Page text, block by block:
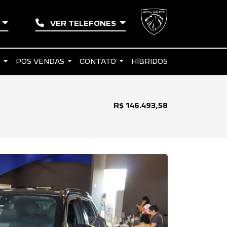
VER TELEFONES
PÓS VENDAS CONTATO HÍBRIDOS
R$ 146.493,58